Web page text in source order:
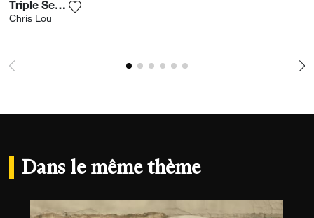
Triple Serenity
Chris Lou
Dans le même thème